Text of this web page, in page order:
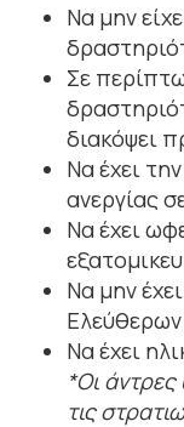
Να μην
Σε
διακόψει
Να έχει
ανεργίας
Να έχει
Να μην
Να έχει
*Οι
τις